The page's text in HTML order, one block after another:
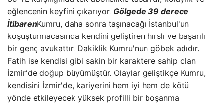
eğlencenin keyfini çıkarıyor. Gölgede 39 derece
İtibarenKumru, daha sonra taşınacağı İstanbul'un
koşuşturmacasında kendini geliştiren hırslı ve başarılı
bir genç avukattır. Dakiklik Kumru'nun göbek adıdır.
Fatih ise kendisi gibi sakin bir karaktere sahip olan
İzmir'de doğup büyümüştür. Olaylar geliştikçe Kumru,
kendisini İzmir'de, kariyerini hem iyi hem de kötü
yönde etkileyecek yüksek profilli bir boşanma